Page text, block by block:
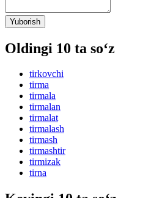
Yuborish
Oldingi 10 ta so‘z
tirkovchi
tirma
tirmala
tirmalan
tirmalat
tirmalash
tirmash
tirmashtir
tirmizak
tirna